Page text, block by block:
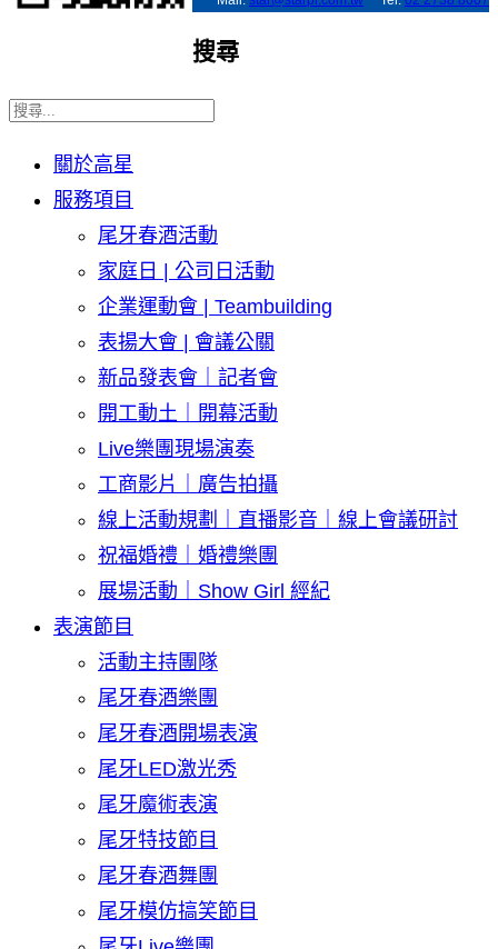
搜尋
關於高星
服務項目
尾牙春酒活動
家庭日 | 公司日活動
企業運動會 | Teambuilding
表揚大會 | 會議公關
新品發表會｜記者會
開工動土｜開幕活動
Live樂團現場演奏
工商影片｜廣告拍攝
線上活動規劃｜直播影音｜線上會議研討
祝福婚禮｜婚禮樂團
展場活動｜Show Girl 經紀
表演節目
活動主持團隊
尾牙春酒樂團
尾牙春酒開場表演
尾牙LED激光秀
尾牙魔術表演
尾牙特技節目
尾牙春酒舞團
尾牙模仿搞笑節目